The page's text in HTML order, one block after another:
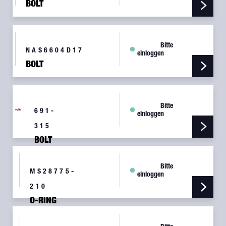
31796-
000
BOLT
NAS6604D17
BOLT
Bitte
einloggen
691-
315
BOLT
Bitte
einloggen
MS28775-
210
O-RING
Bitte
einloggen